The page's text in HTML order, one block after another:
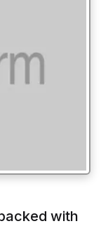
with